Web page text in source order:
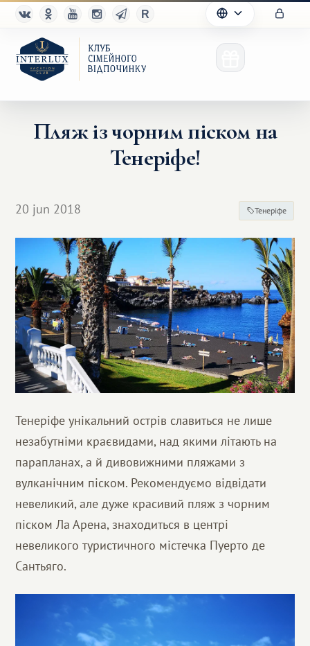
Благотворительность
Пляж із чорним піском на
Тенеріфе!
20 jun 2018 Тенеріфе
Тенеріфе унікальний острів славиться не лише
незабутніми краєвидами, над якими літають на
парапланах, а й дивовижними пляжами з
вулканічним піском. Рекомендуємо відвідати
невеликий, але дуже красивий пляж з чорним
піском Ла Арена, знаходиться в центрі
невеликого туристичного містечка Пуерто де
Сантьяго.